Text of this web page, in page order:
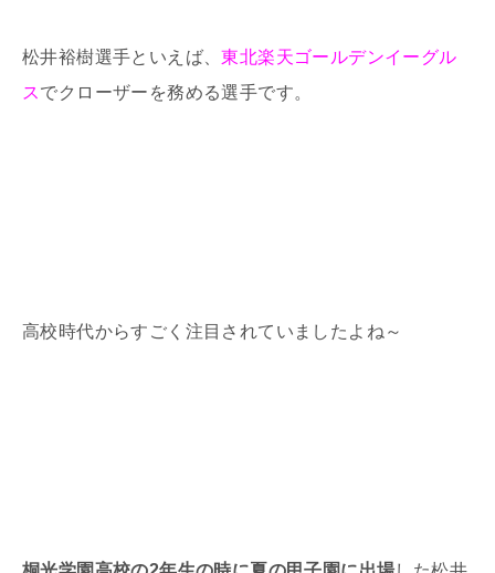
松井裕樹選手といえば、東北楽天ゴールデンイーグル
スでクローザーを務める選手です。
高校時代からすごく注目されていましたよね～